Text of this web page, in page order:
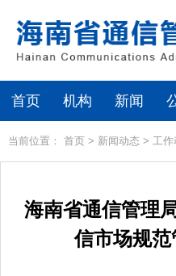
首页 机构 新闻
当前位置： 首页 > 新闻动态 > 工作
海南省通信管理
信市场规